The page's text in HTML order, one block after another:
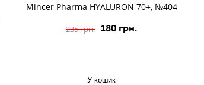
Mincer Pharma HYALURON 70+, №404
235 грн. 180 грн.
У кошик